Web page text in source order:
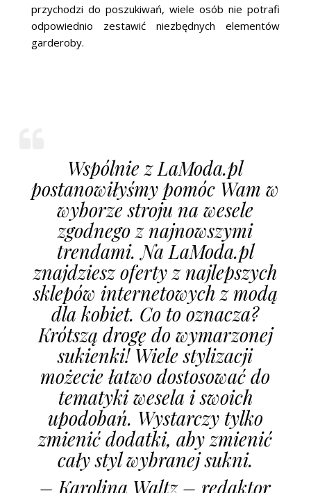
przychodzi do poszukiwań, wiele osób nie potrafi
odpowiednio zestawić niezbędnych elementów
garderoby.
Wspólnie z LaModa.pl
postanowiłyśmy pomóc Wam w
wyborze stroju na wesele
zgodnego z najnowszymi
trendami. Na LaModa.pl
znajdziesz oferty z najlepszych
sklepów internetowych z modą
dla kobiet. Co to oznacza?
Krótszą drogę do wymarzonej
sukienki! Wiele stylizacji
możecie łatwo dostosować do
tematyki wesela i swoich
upodobań. Wystarczy tylko
zmienić dodatki, aby zmienić
cały styl wybranej sukni.
– Karolina Waltz – redaktor